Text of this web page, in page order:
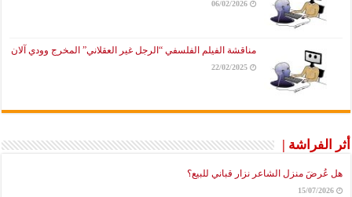
06/02/2026
مناقشة الفيلم الفلسفي “الرجل غير العقلاني” المخرج وودي آلان
22/02/2025
أثر الفراشة |
هل عُرضَ منزل الشاعر نزار قباني للبيع؟
15/07/2026